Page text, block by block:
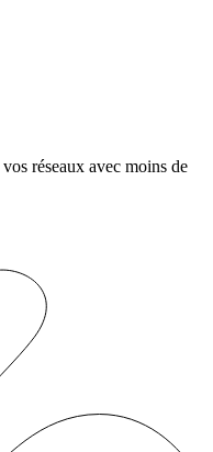
réseaux avec moins de